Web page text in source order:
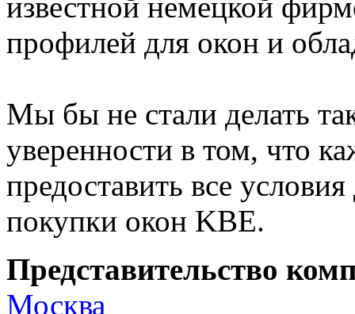
профилей для окон и
Мы бы не стали делать
уверенности в том, что
предоставить все
покупки окон KBE.
Представительство
Москва